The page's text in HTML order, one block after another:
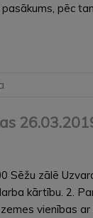
pēc
Sēžu zālē
kārtību. 2.
vienības